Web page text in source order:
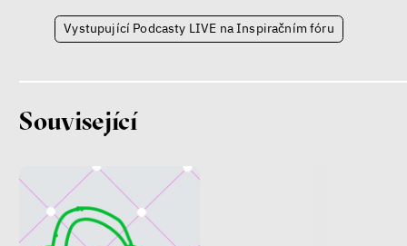
Miroslav Palanský
Lucie Trlifajová
Kateřina Smejkalová
Vystupující Podcasty LIVE na Inspiračním fóru
Související